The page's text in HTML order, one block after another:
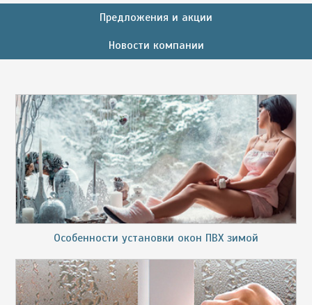
Предложения и акции
Новости компании
Особенности установки окон ПВХ зимой